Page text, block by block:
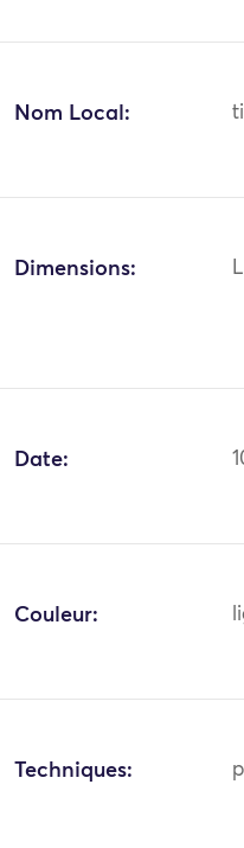
Nom Local:
Dimensions:
Date:
Couleur:
Techniques: